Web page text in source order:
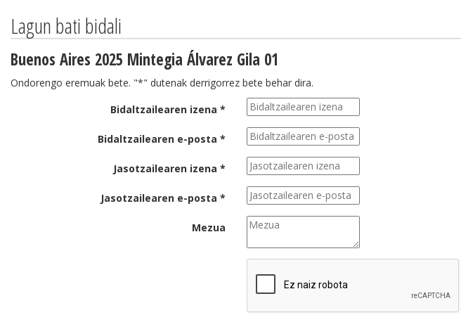
Lagun bati bidali
Buenos Aires 2025 Mintegia Álvarez Gila 01
Ondorengo eremuak bete. "*" dutenak derrigorrez bete behar dira.
Bidaltzailearen izena *
Bidaltzailearen e-posta *
Jasotzailearen izena *
Jasotzailearen e-posta *
Mezua